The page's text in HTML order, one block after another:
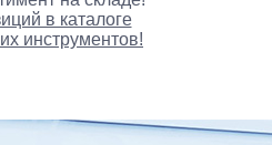
в каталоге
инструментов!